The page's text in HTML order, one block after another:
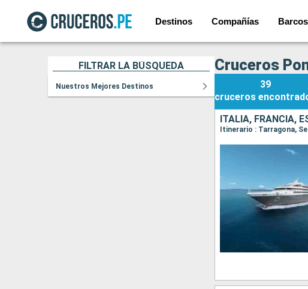
Destinos Compañías Barcos
FILTRAR LA BÚSQUEDA
Nuestros Mejores Destinos
Cruceros
39
cruceros
ITALIA, FRANCIA,
Itinerario : Tarragona,